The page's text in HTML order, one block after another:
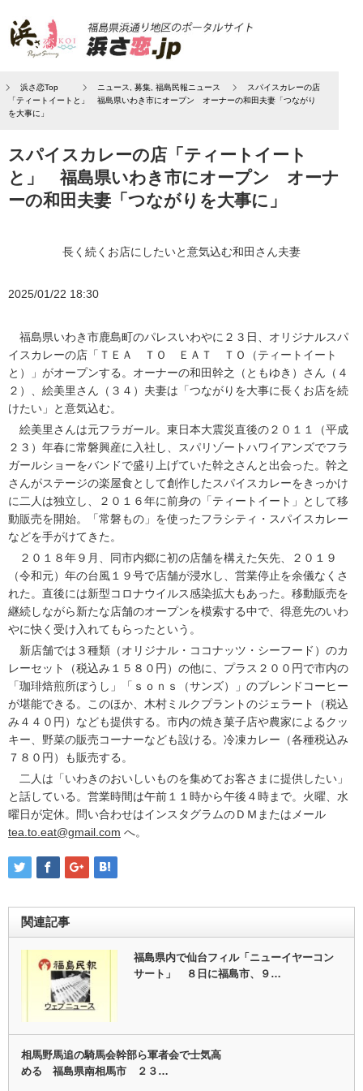
浜さ恋Top ニュース 募集 福島民報ニュース
スパイスカレーの店
「ティートイートと」 福島県いわき市にオープン オーナーの和田夫妻「つながり
を大事に」
スパイスカレーの店「ティートイート
と」 福島県いわき市にオープン オーナ
ーの和田夫妻「つながりを大事に」
長く続くお店にしたいと意気込む和田さん夫妻
2025/01/22 18:30
福島県いわき市鹿島町のパレスいわやに２３日、オリジナルスパ
イスカレーの店「ＴＥＡ ＴＯ ＥＡＴ ＴＯ（ティートイート
と）」がオープンする。オーナーの和田幹之（ともゆき）さん（４
２）、絵美里さん（３４）夫妻は「つながりを大事に長くお店を続
けたい」と意気込む。
絵美里さんは元フラガール。東日本大震災直後の２０１１（平成
２３）年春に常磐興産に入社し、スパリゾートハワイアンズでフラ
ガールショーをバンドで盛り上げていた幹之さんと出会った。幹之
さんがステージの楽屋食として創作したスパイスカレーをきっかけ
に二人は独立し、２０１６年に前身の「ティートイート」として移
動販売を開始。「常磐もの」を使ったフラシティ・スパイスカレー
などを手がけてきた。
２０１８年９月、同市内郷に初の店舗を構えた矢先、２０１９
（令和元）年の台風１９号で店舗が浸水し、営業停止を余儀なくさ
れた。直後には新型コロナウイルス感染拡大もあった。移動販売を
継続しながら新たな店舗のオープンを模索する中で、得意先のいわ
やに快く受け入れてもらったという。
新店舗では３種類（オリジナル・ココナッツ・シーフード）のカ
レーセット（税込み１５８０円）の他に、プラス２００円で市内の
「珈琲焙煎所ぼうし」「ｓｏｎｓ（サンズ）」のブレンドコーヒー
が堪能できる。このほか、木村ミルクプラントのジェラート（税込
み４４０円）なども提供する。市内の焼き菓子店や農家によるクッ
キー、野菜の販売コーナーなども設ける。冷凍カレー（各種税込み
７８０円）も販売する。
二人は「いわきのおいしいものを集めてお客さまに提供したい」
と話している。営業時間は午前１１時から午後４時まで。火曜、水
曜日が定休。問い合わせはインスタグラムのＤＭまたはメール
tea.to.eat@gmail.com へ。
関連記事
福島県内で仙台フィル「ニューイヤーコン
サート」 ８日に福島市、９…
相馬野馬追の騎馬会幹部ら軍者会で士気高
める 福島県南相馬市 ２３…